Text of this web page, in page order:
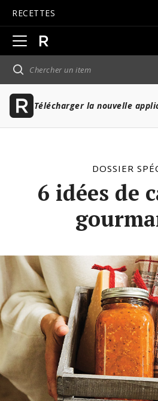
RECETTES
Ouvrir
la
navigation
principale
Télécharger la nouvelle
DOSSIER
6 idées de